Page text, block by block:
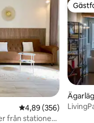
4,89 av 5 i
4,89 (356)
från stationen |